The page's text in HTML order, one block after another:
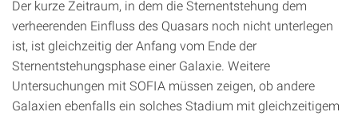
Der kurze Zeitraum, in dem die Sternentstehung dem
verheerenden Einfluss des Quasars noch nicht unterlegen
ist, ist gleichzeitig der Anfang vom Ende der
Sternentstehungsphase einer Galaxie. Weitere
Untersuchungen mit SOFIA müssen zeigen, ob andere
Galaxien ebenfalls ein solches Stadium mit gleichzeitigem